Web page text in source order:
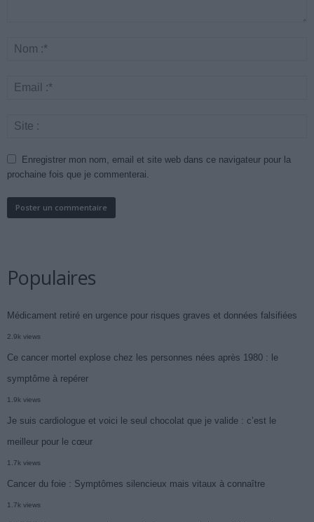
Enregistrer mon nom, email et site web dans ce navigateur pour la
prochaine fois que je commenterai.
Populaires
Médicament retiré en urgence pour risques graves et données falsifiées
2.9k views
Ce cancer mortel explose chez les personnes nées après 1980 : le
symptôme à repérer
1.9k views
Je suis cardiologue et voici le seul chocolat que je valide : c’est le
meilleur pour le cœur
1.7k views
Cancer du foie : Symptômes silencieux mais vitaux à connaître
1.7k views